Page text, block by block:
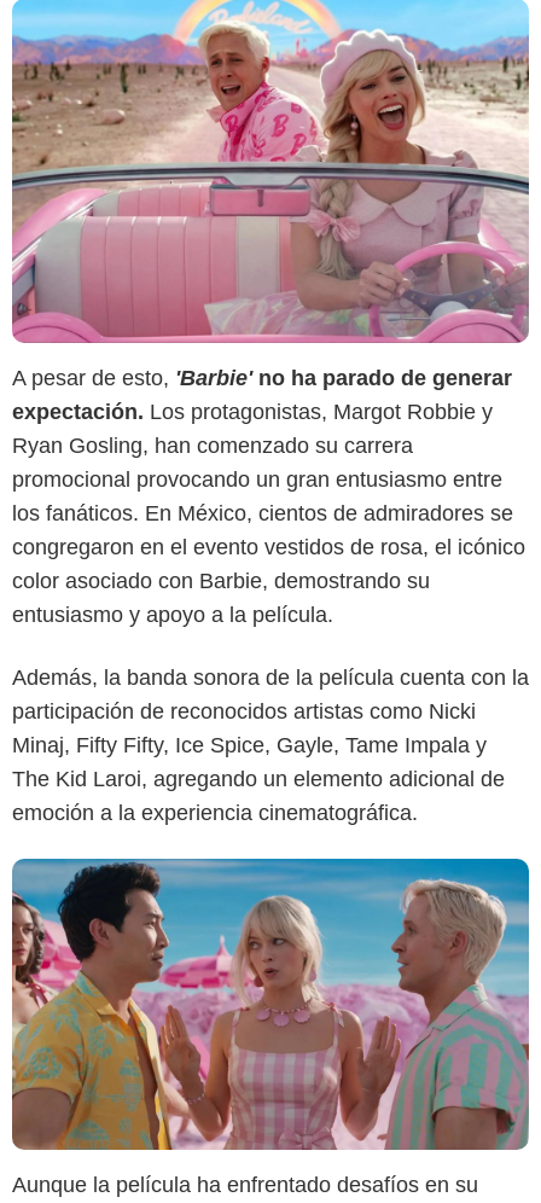
A pesar de esto, 'Barbie'no ha parado de generar
expectación. Los protagonistas, Margot Robbie y
Ryan Gosling, han comenzado su carrera
promocional provocando un gran entusiasmo entre
los fanáticos. En México, cientos de admiradores se
congregaron en el evento vestidos de rosa, el icónico
color asociado con Barbie, demostrando su
entusiasmo y apoyo a la película.
Además, la banda sonora de la película cuenta con la
participación de reconocidos artistas como Nicki
Minaj, Fifty Fifty, Ice Spice, Gayle, Tame Impala y
The Kid Laroi, agregando un elemento adicional de
emoción a la experiencia cinematográfica.
'Barbie'
Aunque la película ha enfrentado desafíos en su